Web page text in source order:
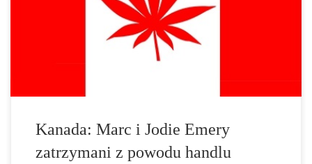
odgłos kajdanek, gdy aktywiści konopni Marc i Jodie Emery
chcieli lecieć do Barcelony na Targi Konopne Spannabis 2017.
Kilka dni po tym odbyły […]
Kanada: Marc i Jodie Emery
zatrzymani z powodu handlu